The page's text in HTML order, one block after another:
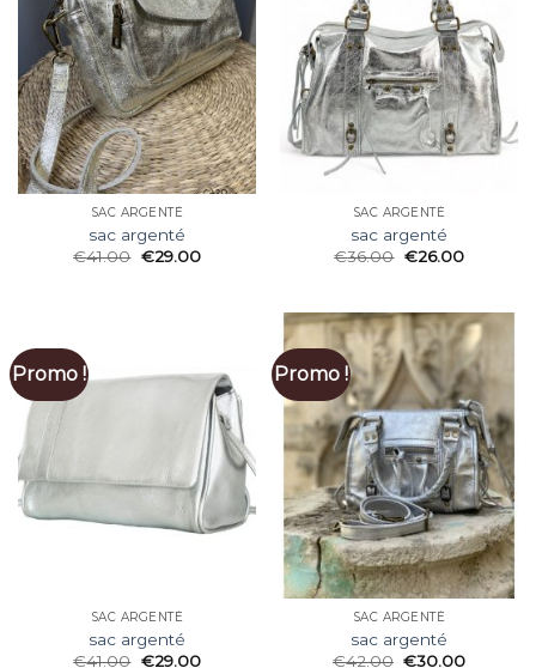
SAC ARGENTÉ
sac argenté
€41.00 €29.00
SAC ARGENTÉ
sac argenté
€36.00 €26.00
Promo !
SAC ARGENTÉ
sac argenté
€41.00 €29.00
Promo !
SAC ARGENTÉ
sac argenté
€42.00 €30.00